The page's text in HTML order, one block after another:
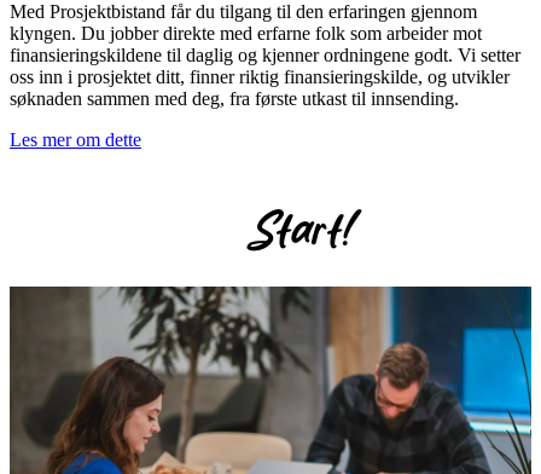
Med Prosjektbistand får du tilgang til den erfaringen gjennom
klyngen. Du jobber direkte med erfarne folk som arbeider mot
finansieringskildene til daglig og kjenner ordningene godt. Vi setter
oss inn i prosjektet ditt, finner riktig finansieringskilde, og utvikler
søknaden sammen med deg, fra første utkast til innsending.
Les mer om dette
Start!